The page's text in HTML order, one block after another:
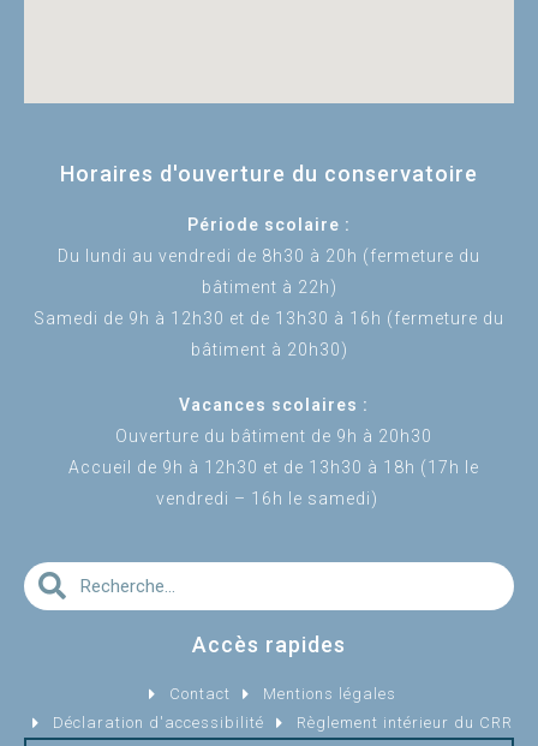
Horaires d'ouverture du conservatoire
Période scolaire :
Du lundi au vendredi de 8h30 à 20h (fermeture du
bâtiment à 22h)
Samedi de 9h à 12h30 et de 13h30 à 16h (fermeture du
bâtiment à 20h30)
Vacances scolaires :
Ouverture du bâtiment de 9h à 20h30
Accueil de 9h à 12h30 et de 13h30 à 18h (17h le
vendredi – 16h le samedi)
Accès rapides
Contact
Mentions légales
Déclaration d'accessibilité
Règlement intérieur du CRR